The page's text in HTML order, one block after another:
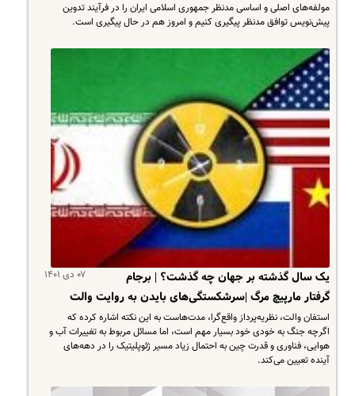
مولفه‌های اصلی و اساسی مدنظر جمهوری اسلامی ایران را در فرآیند تدوین
پیش‌نویس توافق مدنظر پیگیری کنیم و امروز هم در حال پیگیری است.
۰۷ دی ۱۴۰۱
یک سال گذشته بر جهان چه گذشت؟ | برجام
گرفتار مارپیچ مرگ |سرشکستگی‌های بایدن به روایت والت
استفان والت، نظریه‌پرداز واقع‌گرا، مدت‌هاست به این نکته اشاره کرده که
اگرچه جنگ به خودی خود بسیار مهم است، اما مسائل مربوط به تغییرات آب و
هوایی، فناوری و قدرت چین به احتمال زیاد مسیر ژئوپلیتیک را در دهه‌های
آینده تعیین می‌کند.